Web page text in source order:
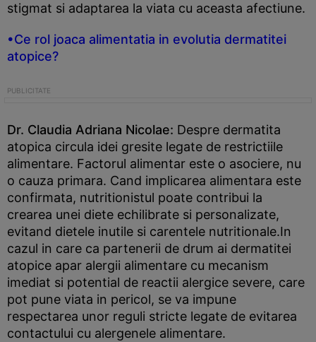
stigmat si adaptarea la viata cu aceasta afectiune.
•Ce rol joaca alimentatia in evolutia dermatitei
atopice?
Dr. Claudia Adriana Nicolae: Despre dermatita
atopica circula idei gresite legate de restrictiile
alimentare. Factorul alimentar este o asociere, nu
o cauza primara. Cand implicarea alimentara este
confirmata, nutritionistul poate contribui la
crearea unei diete echilibrate si personalizate,
evitand dietele inutile si carentele nutritionale.In
cazul in care ca partenerii de drum ai dermatitei
atopice apar alergii alimentare cu mecanism
imediat si potential de reactii alergice severe, care
pot pune viata in pericol, se va impune
respectarea unor reguli stricte legate de evitarea
contactului cu alergenele alimentare.